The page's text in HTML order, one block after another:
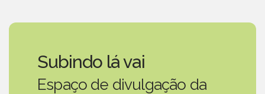
Subindo lá vai
Espaço de divulgação da